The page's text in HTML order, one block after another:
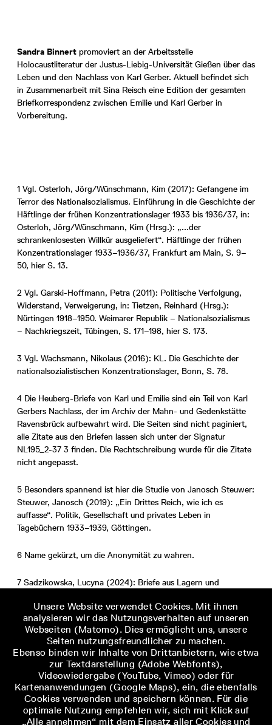
Unsere Website verwendet Cookies. Mit ihnen
analysieren wir das Nutzungsverhalten auf unseren
Webseiten (Matomo). Dies ermöglicht uns, unsere
Seiten nutzungsfreundlicher zu machen.
Ebenso binden wir Inhalte von Drittanbietern, wie etwa
zur Textdarstellung (Adobe Webfonts),
Videowiedergabe (YouTube, Vimeo) oder für
Kartenanwendungen (Google Maps), ein, die ebenfalls
Cookies verwenden und speichern können. Für die
optimale Nutzung empfehlen wir, sich mit Klick auf
„Alle annehmen“ mit dem Einsatz aller Cookies und
Sandra Binnert promoviert an der Arbeitsstelle
Holocaustliteratur der Justus-Liebig-Universität Gießen über das
Leben und den Nachlass von Karl Gerber. Aktuell befindet sich
in Zusammenarbeit mit Sina Reisch eine Edition der gesamten
Briefkorrespondenz zwischen Emilie und Karl Gerber in
Vorbereitung.
1 Vgl. Osterloh, Jörg/Wünschmann, Kim (2017): Gefangene im
Terror des Nationalsozialismus. Einführung in die Geschichte der
Häftlinge der frühen Konzentrationslager 1933 bis 1936/37, in:
Osterloh, Jörg/Wünschmann, Kim (Hrsg.): „...der
schrankenlosesten Willkür ausgeliefert“. Häftlinge der frühen
Konzentrationslager 1933–1936/37, Frankfurt am Main, S. 9–
50, hier S. 13.
2 Vgl. Garski-Hoffmann, Petra (2011): Politische Verfolgung,
Widerstand, Verweigerung, in: Tietzen, Reinhard (Hrsg.):
Nürtingen 1918–1950. Weimarer Republik – Nationalsozialismus
– Nachkriegszeit, Tübingen, S. 171–198, hier S. 173.
3 Vgl. Wachsmann, Nikolaus (2016): KL. Die Geschichte der
nationalsozialistischen Konzentrationslager, Bonn, S. 78.
4 Die Heuberg-Briefe von Karl und Emilie sind ein Teil von Karl
Gerbers Nachlass, der im Archiv der Mahn- und Gedenkstätte
Ravensbrück aufbewahrt wird. Die Seiten sind nicht paginiert,
alle Zitate aus den Briefen lassen sich unter der Signatur
NL195_2-37 3 finden. Die Rechtschreibung wurde für die Zitate
nicht angepasst.
5 Besonders spannend ist hier die Studie von Janosch Steuwer:
Steuwer, Janosch (2019): „Ein Drittes Reich, wie ich es
auffasse“. Politik, Gesellschaft und privates Leben in
Tagebüchern 1933–1939, Göttingen.
6 Name gekürzt, um die Anonymität zu wahren.
7 Sadzikowska, Lucyna (2024): Briefe aus Lagern und
8 Besonders erhellend ist der Blick, den Lucyna Darowska in
ihrer Dissertation auf widerständige Praktiken wirft: Darowska,
Lucyna (2012): Widerstand und Biographie. Die widerständige
Praxis der Prager Journalistin Milena Jesenská gegen den
Nationalsozialismus, Bielefeld.